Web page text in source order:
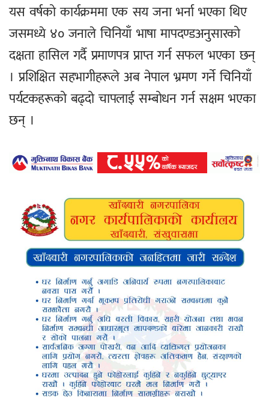
यस वर्षको कार्यक्रममा एक सय जना भर्ना भएका थिए
जसमध्ये ४० जनाले चिनियाँ भाषा मापदण्डअनुसारको
दक्षता हासिल गर्दै प्रमाणपत्र प्राप्त गर्न सफल भएका छन्
। प्रशिक्षित सहभागीहरूले अब नेपाल भ्रमण गर्ने चिनियाँ
पर्यटकहरूको बढ्दो चापलाई सम्बोधन गर्न सक्षम भएका
छन् ।